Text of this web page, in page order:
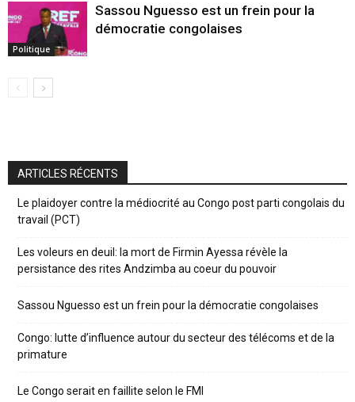
Politique
Sassou Nguesso est un frein pour la
démocratie congolaises
ARTICLES RÉCENTS
Le plaidoyer contre la médiocrité au Congo post parti congolais du
travail (PCT)
Les voleurs en deuil: la mort de Firmin Ayessa révèle la
persistance des rites Andzimba au coeur du pouvoir
Sassou Nguesso est un frein pour la démocratie congolaises
Congo: lutte d’influence autour du secteur des télécoms et de la
primature
Le Congo serait en faillite selon le FMI